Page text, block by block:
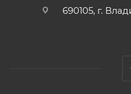
690105, г.